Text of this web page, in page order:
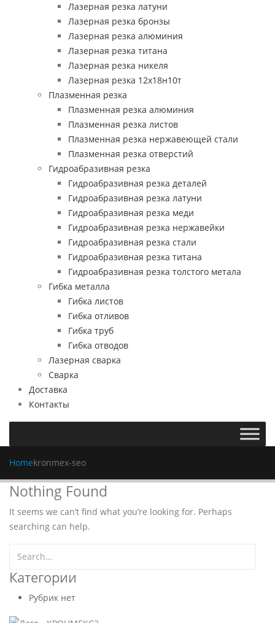
Лазерная резка латуни
Лазерная резка бронзы
Лазерная резка алюминия
Лазерная резка титана
Лазерная резка никеля
Лазерная резка 12х18н10т
Плазменная резка
Плазменная резка алюминия
Плазменная резка листов
Плазменная резка нержавеющей стали
Плазменная резка отверстий
Гидроабразивная резка
Гидроабразивная резка деталей
Гидроабразивная резка латуни
Гидроабразивная резка меди
Гидроабразивная резка нержавейки
Гидроабразивная резка стали
Гидроабразивная резка титана
Гидроабразивная резка толстого метала
Гибка металла
Гибка листов
Гибка отливов
Гибка труб
Гибка отводов
Лазерная сварка
Сварка
Доставка
Контакты
Homekronmex-seo
Nothing Found
It seems we can’t find what you’re looking for. Perhaps
searching can help.
Категории
Рубрик нет